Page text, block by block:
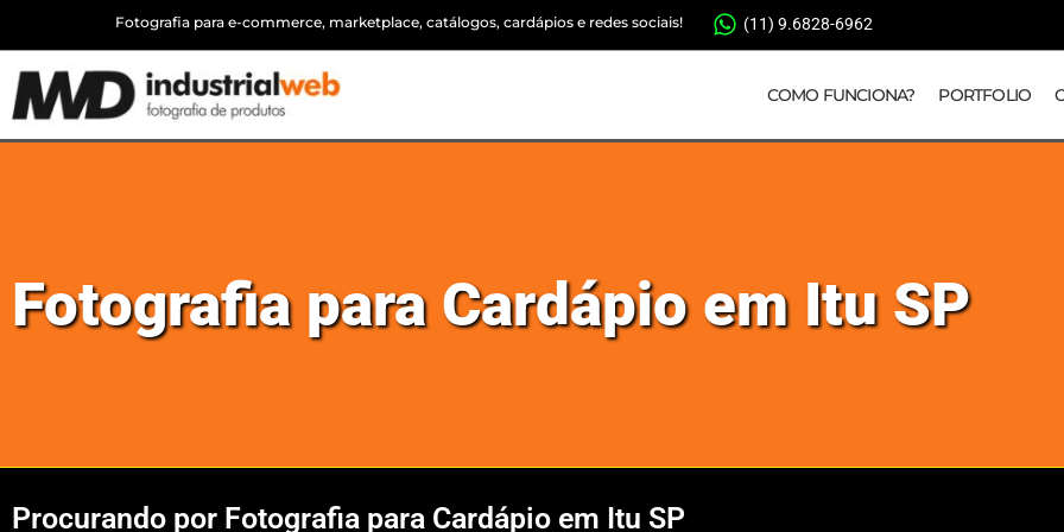
Fotografia para e-commerce, marketplace, catálogos, cardápios e redes sociais! (11) 9.6828-6962
COMO FUNCIONA? PORTFOLIO
Fotografia para Cardápio em Itu SP
Procurando por Fotografia para Cardápio em Itu SP